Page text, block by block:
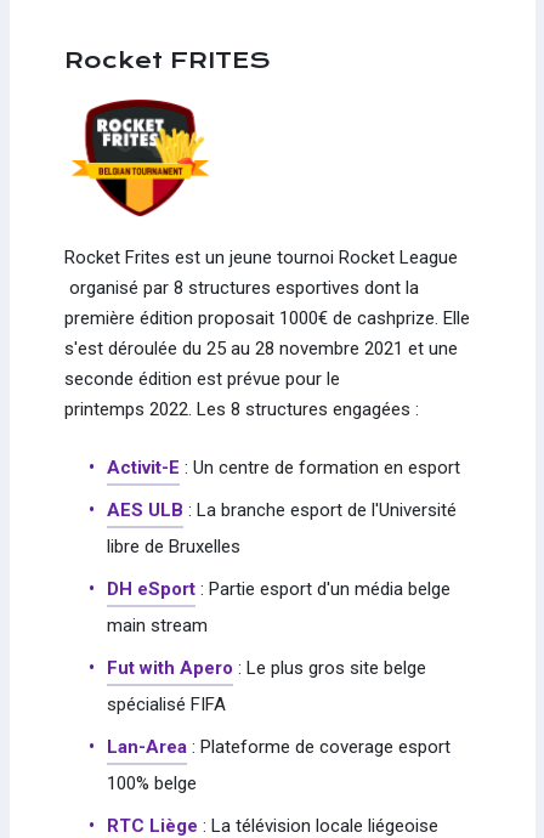
Rocket FRITES
Rocket Frites est un jeune tournoi Rocket League
organisé par 8 structures esportives dont la
première édition proposait 1000€ de cashprize. Elle
s'est déroulée du 25 au 28 novembre 2021 et une
seconde édition est prévue pour le
printemps 2022. Les 8 structures engagées :
Activit-E : Un centre de formation en esport
AES ULB : La branche esport de l'Université
libre de Bruxelles
DH eSport: Partie esport d'un média belge
main stream
Fut with Apero : Le plus gros site belge
spécialisé FIFA
Lan-Area: Plateforme de coverage esport
100% belge
RTC Liège : La télévision locale liégeoise